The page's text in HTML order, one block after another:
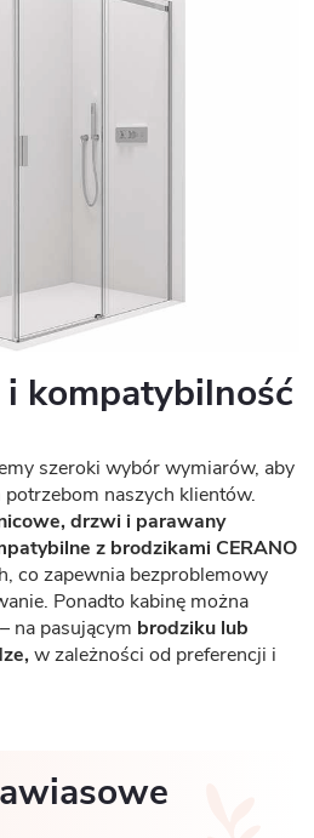
kompatybilność
szeroki wybór wymiarów, aby
naszych klientów.
drzwi i parawany
z brodzikami CERANO
co zapewnia bezproblemowy
Ponadto kabinę można
na pasującym brodziku lub
w zależności od preferencji i